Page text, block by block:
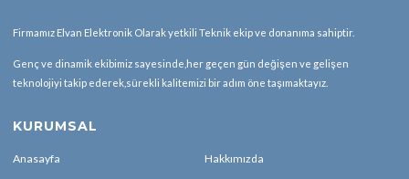
Firmamız Elvan Elektronik Olarak yetkili Teknik ekip ve donanıma sahiptir.
Genç ve dinamik ekibimiz sayesinde,her geçen gün değişen ve gelişen
teknolojiyi takip ederek,sürekli kalitemizi bir adım öne taşımaktayız.
KURUMSAL
Anasayfa Hakkımızda